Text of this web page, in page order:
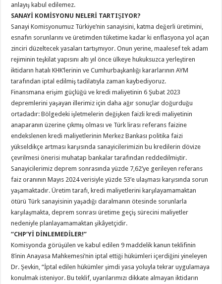
anlayış kabul edilemez.
SANAYİ KOMİSYONU NELERİ TARTIŞIYOR?
Sanayi Komisyonumuz Türkiye’nin sanayisini, katma değerli üretimini,
esnafın sorunlarını ve üretimden tüketime kadar ki enflasyona yol açan
zinciri düzeltecek yasaları tartışmıyor. Onun yerine, maalesef tek adam
rejiminin teşkilat yapısını altı yıl önce ülkeye hukuksuzca yerleştiren
iktidarın hatalı KHK’lerinin ve Cumhurbaşkanlığı kararlarının AYM
tarafından iptal edilmiş tadilatıyla zaman kaybediyoruz.
Finansmana erişim güçlüğü ve kredi maliyetinin 6 Şubat 2023
depremlerini yaşayan illerimiz için daha ağır sonuçlar doğurduğu
ortadadır: Bölgedeki işletmelerin değişken faizli kredi maliyetinin
anaparanın üzerine çıkmış olması ve Türk lirası referans faizine
endekslenen kredi maliyetlerinin Merkez Bankası politika faizi
yükseldikçe artması karşısında sanayicilerimizin bu kredilerin dövize
çevrilmesi önerisi muhatap bankalar tarafından reddedilmiştir.
Sanayicilerimiz deprem sonrasında yüzde 7,62’ye gerileyen referans
faiz oranının Mayıs 2024 verisiyle yüzde 53’e ulaşması karşısında sorun
yaşamaktadır. Üretim tarafı, kredi maliyetlerini karşılayamamaktan
ötürü Türk sanayisinin yaşadığı daralmanın ötesinde sorunlarla
karşılaşmakta, deprem sonrası üretime geçiş sürecini maliyetler
nedeniyle planlayamamaktan şikâyetçidir.
“CHP’Yİ DİNLEMEDİLER!”
Komisyonda görüşülen ve kabul edilen 9 maddelik kanun teklifinin
8’inin Anayasa Mahkemesi’nin iptal ettiği hükümleri içerdiğini yineleyen
Dr. Şevkin, “İptal edilen hükümler şimdi yasa yoluyla tekrar uygulamaya
konulmak isteniyor. Bu teklif, uyarılarımızı dikkate almayan iktidarın